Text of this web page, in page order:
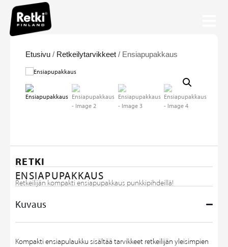
Etusivu / Retkeilytarvikkeet / Ensiapupakkaus
RETKI
ENSIAPUPAKKAUS
Retkeilijän kompakti ensiapupakkaus punkkipihdeillä!
Kuvaus
Kompakti ensiapulaukku sisältää tarvikkeet retkeilijän yleisimpien